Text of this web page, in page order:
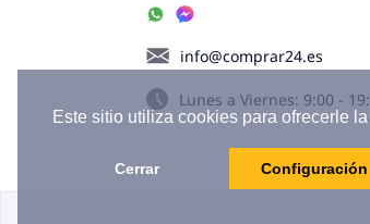
Este sitio utiliza cookies para ofrecerle
Cerrar Configuración
info@comprar24.es
Lunes a Viernes: 9:00 -